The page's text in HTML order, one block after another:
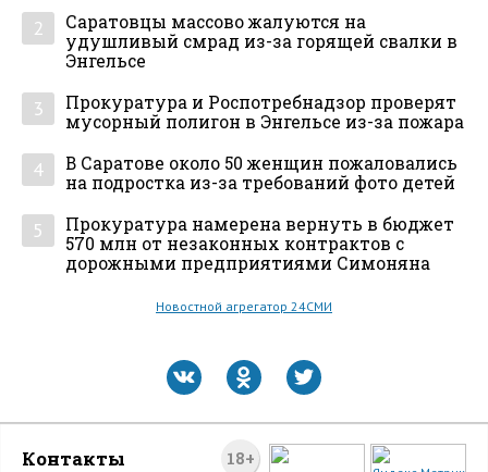
2
Саратовцы массово жалуются на
удушливый смрад из-за горящей свалки в
Энгельсе
3
Прокуратура и Роспотребнадзор проверят
мусорный полигон в Энгельсе из-за пожара
4
В Саратове около 50 женщин пожаловались
на подростка из-за требований фото детей
5
Прокуратура намерена вернуть в бюджет
570 млн от незаконных контрактов с
дорожными предприятиями Симоняна
Новостной агрегатор 24СМИ
18+
Контакты